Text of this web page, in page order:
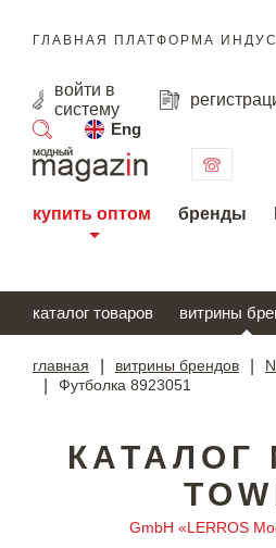
ГЛАВНАЯ ПЛАТФОРМА
войти в
систему
Eng
поиск
купить оптом бренды
каталог товаров витрины
главная витрины брендов
Футболка 8923051
КАТАЛОГ
GmbH «LERROS